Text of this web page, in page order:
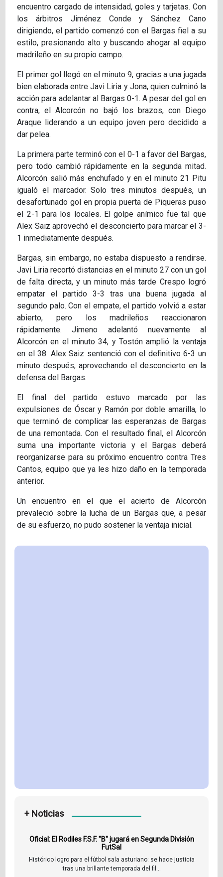
encuentro cargado de intensidad, goles y tarjetas. Con
los árbitros Jiménez Conde y Sánchez Cano
dirigiendo, el partido comenzó con el Bargas fiel a su
estilo, presionando alto y buscando ahogar al equipo
madrileño en su propio campo.
El primer gol llegó en el minuto 9, gracias a una jugada
bien elaborada entre Javi Liria y Jona, quien culminó la
acción para adelantar al Bargas 0-1. A pesar del gol en
contra, el Alcorcón no bajó los brazos, con Diego
Araque liderando a un equipo joven pero decidido a
dar pelea.
La primera parte terminó con el 0-1 a favor del Bargas,
pero todo cambió rápidamente en la segunda mitad.
Alcorcón salió más enchufado y en el minuto 21 Pitu
igualó el marcador. Solo tres minutos después, un
desafortunado gol en propia puerta de Piqueras puso
el 2-1 para los locales. El golpe anímico fue tal que
Alex Saiz aprovechó el desconcierto para marcar el 3-
1 inmediatamente después.
Bargas, sin embargo, no estaba dispuesto a rendirse.
Javi Liria recortó distancias en el minuto 27 con un gol
de falta directa, y un minuto más tarde Crespo logró
empatar el partido 3-3 tras una buena jugada al
segundo palo. Con el empate, el partido volvió a estar
abierto, pero los madrileños reaccionaron
rápidamente. Jimeno adelantó nuevamente al
Alcorcón en el minuto 34, y Tostón amplió la ventaja
en el 38. Alex Saiz sentenció con el definitivo 6-3 un
minuto después, aprovechando el desconcierto en la
defensa del Bargas.
El final del partido estuvo marcado por las
expulsiones de Óscar y Ramón por doble amarilla, lo
que terminó de complicar las esperanzas de Bargas
de una remontada. Con el resultado final, el Alcorcón
suma una importante victoria y el Bargas deberá
reorganizarse para su próximo encuentro contra Tres
Cantos, equipo que ya les hizo daño en la temporada
anterior.
Un encuentro en el que el acierto de Alcorcón
prevaleció sobre la lucha de un Bargas que, a pesar
de su esfuerzo, no pudo sostener la ventaja inicial.
+ Noticias
Oficial: El Rodiles F.S.F. "B" jugará en Segunda División
FutSal
Histórico logro para el fútbol sala asturiano: se hace justicia
tras una brillante temporada del fil...